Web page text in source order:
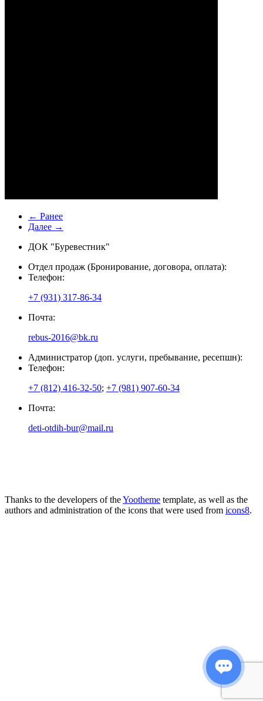
← Ранее
Далее →
ДОК "Буревестник"
Отдел продаж (Бронирование, договора, оплата):
Телефон:
+7 (931) 317-86-34
Почта:
rebus-2016@bk.ru
Администратор (доп. услуги, пребывание, ресепшн):
Телефон:
+7 (812) 416-32-50; +7 (981) 907-60-34
Почта:
deti-otdih-bur@mail.ru
Thanks to the developers of theYootheme template, as well as the
authors and administration of the icons that were used from icons8.